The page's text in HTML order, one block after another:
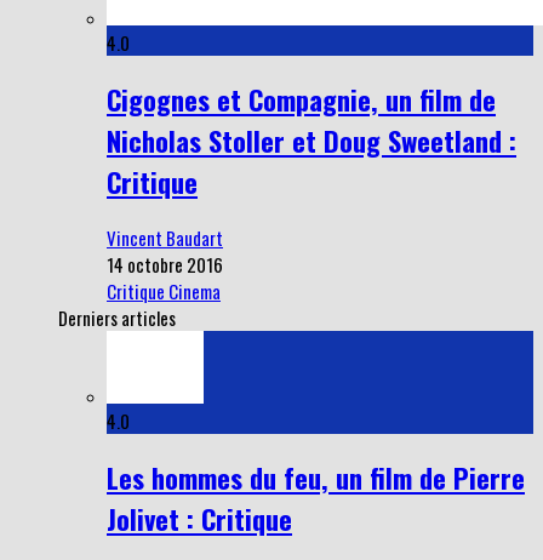
4.0
Cigognes et Compagnie, un film de
Nicholas Stoller et Doug Sweetland :
Critique
Vincent Baudart
14 octobre 2016
Critique Cinema
Derniers articles
4.0
Les hommes du feu, un film de Pierre
Jolivet : Critique